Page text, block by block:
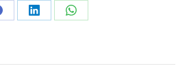
Share
LinkedIn
Share
WhatsApp